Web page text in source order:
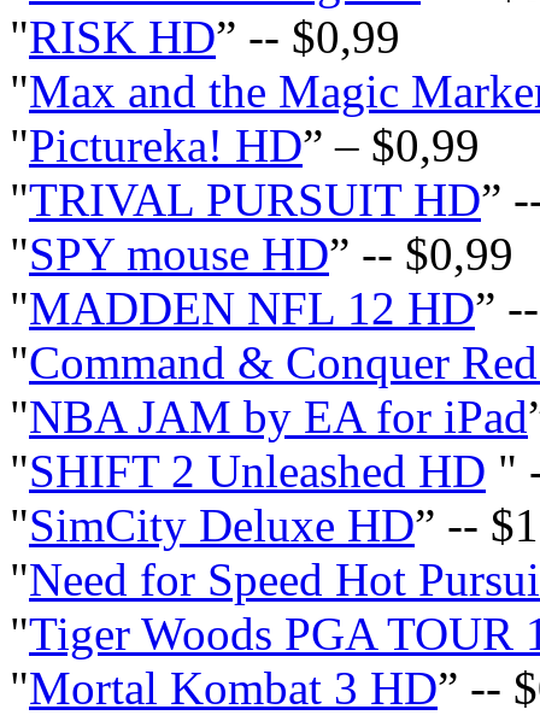
"RISK HD” -- $0,99
"Max and the Magic
"Pictureka! HD” – $0,99
"TRIVAL PURSUIT HD”
"SPY mouse HD” -- $0,99
"MADDEN NFL 12 HD”
"Command & Conquer
"NBA JAM by EA for iPad
"SHIFT 2 Unleashed HD "
"SimCity Deluxe HD” --
"Need for Speed Hot
"Tiger Woods PGA TOUR
"Mortal Kombat 3 HD” --